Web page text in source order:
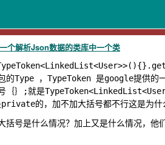
个解析Json数据的类库中一个类
Type ，TypeToken 是google提供的一
｛｝;就是
private的，加不加大括号都不行这是为什
括号是什么情况？加上又是什么情况，他